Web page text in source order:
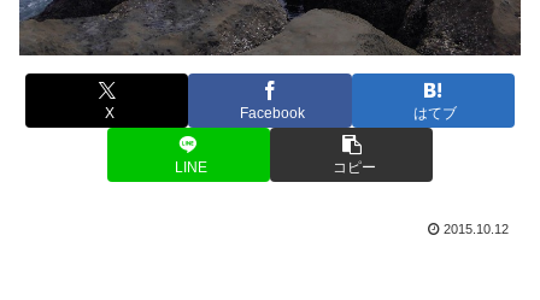
X Facebook はてブ
LINE コピー
2015.10.12